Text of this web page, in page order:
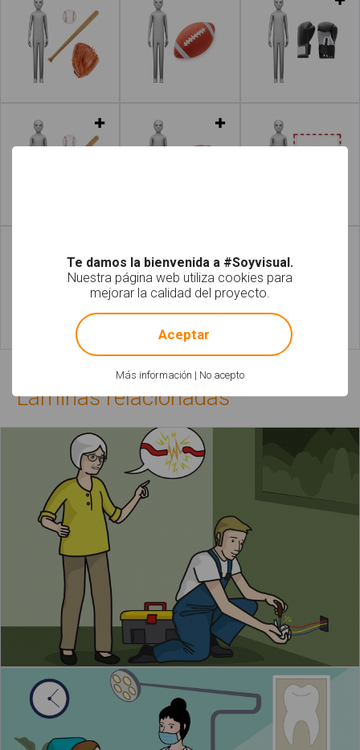
Leer más Leer más
Láminas relacionadas
Te damos la bienvenida a #Soyvisual.
Nuestra página web utiliza cookies para
mejorar la calidad del proyecto.
Más información | No acepto
! Not valid!
Aceptar